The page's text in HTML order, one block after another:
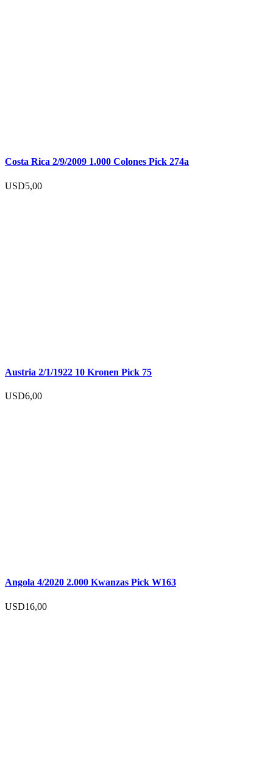
Costa Rica 2/9/2009 1.000 Colones Pick 274a
USD5,00
Austria 2/1/1922 10 Kronen Pick 75
USD6,00
Angola 4/2020 2.000 Kwanzas Pick W163
USD16,00